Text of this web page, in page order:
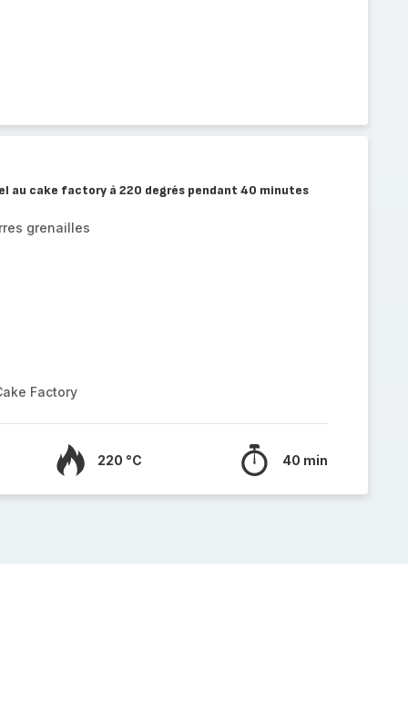
au cake factory à 220 degrés pendant 40 minutes
grenailles
Factory
220 °C 40 min